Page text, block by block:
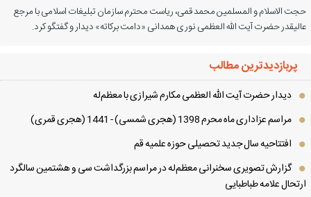
الاسلام و المسلمین محمد قمی، ریاست محترم سازمان تبلیغات اسلامی با مرجع
حضرت آیت الله العظمی نوری همدانی «دامت برکاته» دیدار و گفتگو کرد.
پربازدیدترین مطالب
دیدار حضرت آیت الله العظمی مكارم شیرازی با معظم‌له
مراسم عزاداری ماه محرم 1398 (هجری شمسی) - 1441 (هجری قمری)
افتتاحیه سال جدید تحصیلی حوزه علمیه قم
گزارش تصویری سخنرانی معظم‌له در مراسم بزرگداشت سی و هشتمین سالگرد
علامه طباطبایی